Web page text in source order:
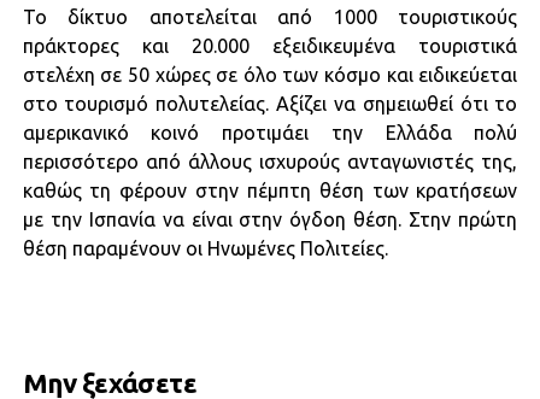
Το δίκτυο αποτελείται από 1000 τουριστικούς
πράκτορες και 20.000 εξειδικευμένα τουριστικά
στελέχη σε 50 χώρες σε όλο των κόσμο και ειδικεύεται
στο τουρισμό πολυτελείας. Αξίζει να σημειωθεί ότι το
αμερικανικό κοινό προτιμάει την Ελλάδα πολύ
περισσότερο από άλλους ισχυρούς ανταγωνιστές της,
καθώς τη φέρουν στην πέμπτη θέση των κρατήσεων
με την Ισπανία να είναι στην όγδοη θέση. Στην πρώτη
θέση παραμένουν οι Ηνωμένες Πολιτείες.
Μην ξεχάσετε